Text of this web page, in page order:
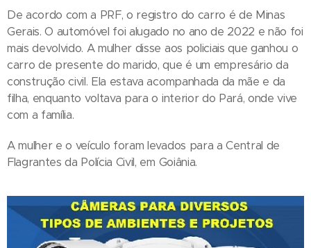
De acordo com a PRF, o registro do carro é de Minas
Gerais. O automóvel foi alugado no ano de 2022 e não foi
mais devolvido. A mulher disse aos policiais que ganhou o
carro de presente do marido, que é um empresário da
construção civil. Ela estava acompanhada da mãe e da
filha, enquanto voltava para o interior do Pará, onde vive
com a família.
A mulher e o veículo foram levados para a Central de
Flagrantes da Polícia Civil, em Goiânia.